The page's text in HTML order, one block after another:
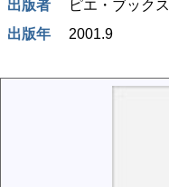
出版者
ピエ・ブックス
出版年
2001.9